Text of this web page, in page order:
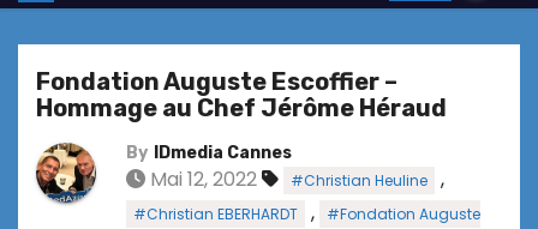
Fondation Auguste Escoffier –
Hommage au Chef Jérôme Héraud
By IDmedia Cannes
Mai 12, 2022 #Christian Heuline ,
#Christian EBERHARDT ,
#Fondation Auguste